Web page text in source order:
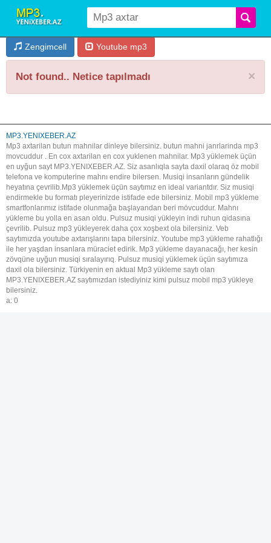
Zengimcell Youtube mp3
×
Not found.. Netice tapılmadı
MP3.YENIXEBER.AZ
Mp3 axtarilan butun mahnilar dinleye bilersiniz. butun mahni janrlarinda mp3
movcuddur . En cox axtarilan en cox yuklenen mahnilar. Mp3 yüklemek üçün
en uyğun sayt MP3.YENIXEBER.AZ. Siz asanlıqla sayta daxil olaraq öz mobil
telefona ve komputerine mahnı endire bilersen. Musiqi insanların gündelik
heyatına çevrilib.Mp3 yüklemek üçün saytımız en ideal variantdır. Siz musiqi
endirmekle bu formatı pleyerinizde istifade ede bilersiniz. Mobil mp3 yükleme
smartfonlarımız istifade olunmağa başlayandan beri mövcuddur. Mahnı
yükleme bu yolla en asan oldu. Pulsuz musiqi yükleyin indi ruhun qidasına
çevrilib. Pulsuz mp3 yükleyerek daha çox xoşbext ola bilersiniz. Veb
saytımızda youtube axtarışlarını tapa bilersiniz. Youtube mp3 yükleme rahatlığı
ile her yaşdan insanlara müraciet edirik. Mp3 yükleme dayanacağı, her kesin
zövqüne uyğun musiqi sıralayırıq. Pulsuz musiqi yüklemek üçün saytımıza
daxil ola bilersiniz. Türkiyenin en aktual Mp3 yükleme saytı olan
MP3.YENIXEBER.AZ saytımızdan istediyiniz kimi pulsuz mobil mp3 yükleye
bilersiniz.
a: 0